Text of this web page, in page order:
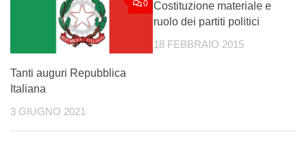
0
Tanti auguri Repubblica
Italiana
3 GIUGNO 2021
Costituzione materiale e
ruolo dei partiti politici
18 FEBBRAIO 2015